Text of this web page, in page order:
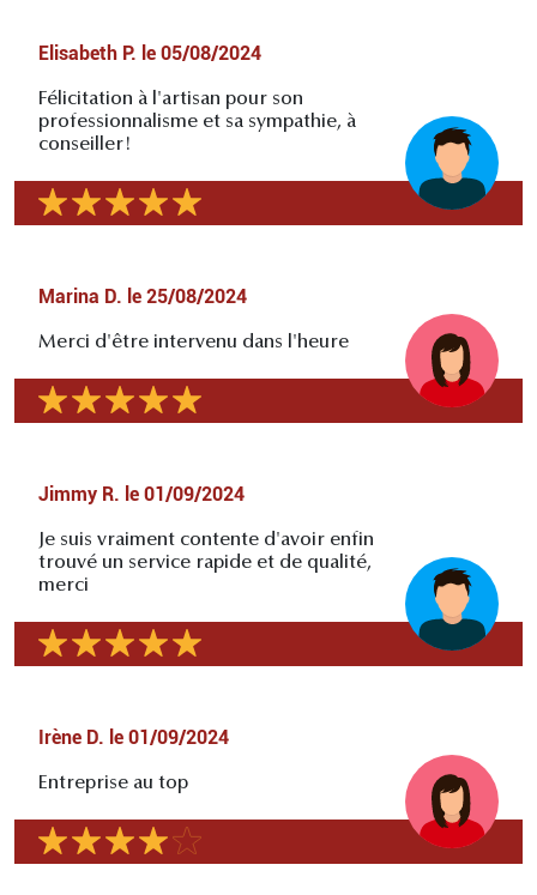
Elisabeth P. le 05/08/2024
Félicitation à l'artisan pour son
professionnalisme et sa sympathie, à
conseiller!
Marina D. le 25/08/2024
Merci d'être intervenu dans l'heure
Jimmy R. le 01/09/2024
Je suis vraiment contente d'avoir enfin
trouvé un service rapide et de qualité,
merci
Irène D. le 01/09/2024
Entreprise au top